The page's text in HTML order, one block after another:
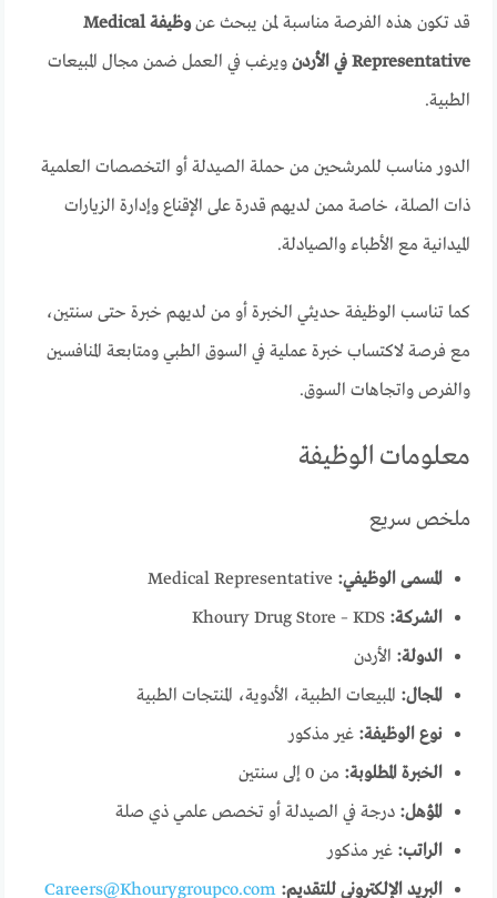
قد تكون هذه الفرصة مناسبة لمن يبحث عن
وظيفة Medical
Representative في الأردن
ويرغب في العمل ضمن مجال المبيعات
الطبية.
الدور مناسب للمرشحين من حملة الصيدلة أو التخصصات العلمية
ذات الصلة، خاصة ممن لديهم قدرة على الإقناع وإدارة الزيارات
الميدانية مع الأطباء والصيادلة.
كما تناسب الوظيفة حديثي الخبرة أو من لديهم خبرة حتى سنتين،
مع فرصة لاكتساب خبرة عملية في السوق الطبي ومتابعة المنافسين
والفرص واتجاهات السوق.
معلومات الوظيفة
ملخص سريع
المسمى الوظيفي: Medical Representative
الشركة: Khoury Drug Store – KDS
الدولة: الأردن
المجال: المبيعات الطبية، الأدوية، المنتجات الطبية
نوع الوظيفة: غير مذكور
الخبرة المطلوبة: من 0 إلى سنتين
المؤهل: درجة في الصيدلة أو تخصص علمي ذي صلة
الراتب: غير مذكور
البريد الإلكتروني للتقديم: Careers@Khourygroupco.com